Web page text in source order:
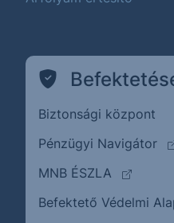
Biztonsági központ
Pénzügyi Navigátor
MNB ÉSZLA
(külső
Befektető Védelmi